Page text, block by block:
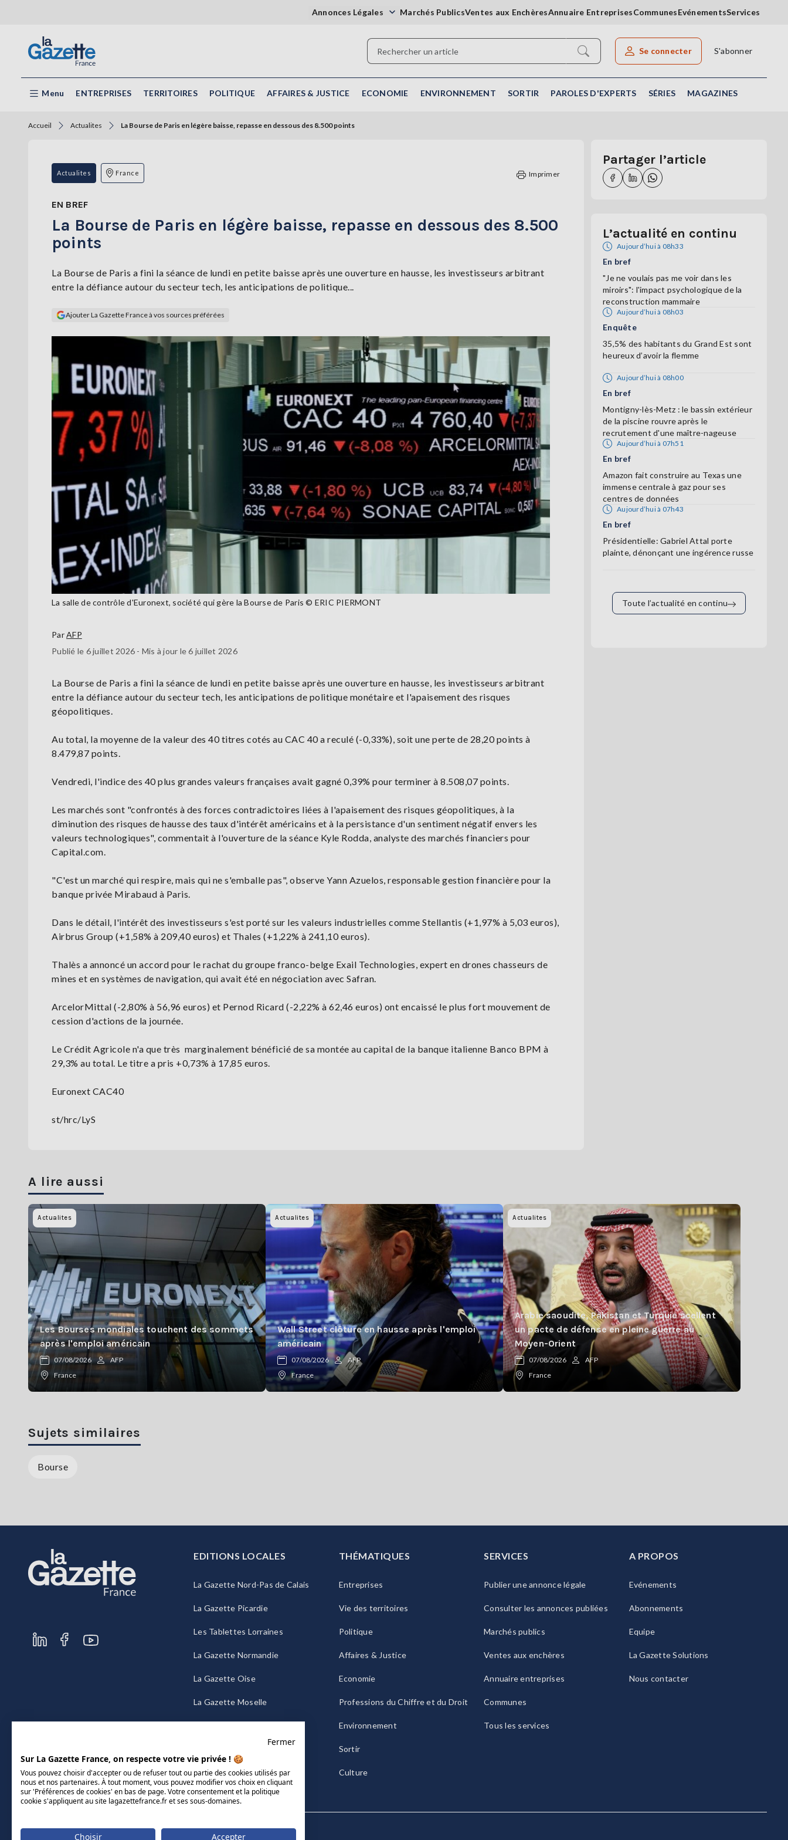
Annonces Légales Marchés PublicsVentes aux EnchèresAnnuaire EntreprisesCommunesEvénementsServices
Rechercher un article
Se connecter S'abonner
Menu ENTREPRISES TERRITOIRES POLITIQUE AFFAIRES & JUSTICE ECONOMIE ENVIRONNEMENT SORTIR PAROLES D'EXPERTS SÉRIES MAGAZINES
Accueil Actualites La Bourse de Paris en légère baisse, repasse en dessous des 8.500 points
Actualites France Imprimer
EN BREF
La Bourse de Paris en légère baisse, repasse en dessous des 8.500
points
La Bourse de Paris a fini la séance de lundi en petite baisse après une ouverture en hausse, les investisseurs arbitrant
entre la défiance autour du secteur tech, les anticipations de politique...
Ajouter La Gazette France à vos sources préférées
La salle de contrôle d'Euronext, société qui gère la Bourse de Paris © ERIC PIERMONT
ParAFP
Publié le 6 juillet 2026 - Mis à jour le 6 juillet 2026
La Bourse de Paris a fini la séance de lundi en petite baisse après une ouverture en hausse, les investisseurs arbitrant
entre la défiance autour du secteur tech, les anticipations de politique monétaire et l'apaisement des risques
géopolitiques.
Au total, la moyenne de la valeur des 40 titres cotés au CAC 40 a reculé (-0,33%), soit une perte de 28,20 points à
8.479,87 points.
Vendredi, l'indice des 40 plus grandes valeurs françaises avait gagné 0,39% pour terminer à 8.508,07 points.
Les marchés sont "confrontés à des forces contradictoires liées à l'apaisement des risques géopolitiques, à la
diminution des risques de hausse des taux d'intérêt américains et à la persistance d'un sentiment négatif envers les
valeurs technologiques", commentait à l'ouverture de la séance Kyle Rodda, analyste des marchés financiers pour
Capital.com.
"C'est un marché qui respire, mais qui ne s'emballe pas", observe Yann Azuelos, responsable gestion financière pour la
banque privée Mirabaud à Paris.
Dans le détail, l'intérêt des investisseurs s'est porté sur les valeurs industrielles comme Stellantis (+1,97% à 5,03 euros),
Airbrus Group (+1,58% à 209,40 euros) et Thales (+1,22% à 241,10 euros).
Thalès a annoncé un accord pour le rachat du groupe franco-belge Exail Technologies, expert en drones chasseurs de
mines et en systèmes de navigation, qui avait été en négociation avec Safran.
ArcelorMittal (-2,80% à 56,96 euros) et Pernod Ricard (-2,22% à 62,46 euros) ont encaissé le plus fort mouvement de
cession d'actions de la journée.
Le Crédit Agricole n'a que très marginalement bénéficié de sa montée au capital de la banque italienne Banco BPM à
29,3% au total. Le titre a pris +0,73% à 17,85 euros.
Euronext CAC40
st/hrc/LyS
Partager l’article
L’actualité en continu
Aujourd’hui à 08h33
En bref
"Je ne voulais pas me voir dans les
miroirs": l'impact psychologique de la
reconstruction mammaire
Aujourd’hui à 08h03
Enquête
35,5% des habitants du Grand Est sont
heureux d’avoir la flemme
Aujourd’hui à 08h00
En bref
Montigny-lès-Metz : le bassin extérieur
de la piscine rouvre après le
recrutement d'une maître-nageuse
Aujourd’hui à 07h51
En bref
Amazon fait construire au Texas une
immense centrale à gaz pour ses
centres de données
Aujourd’hui à 07h43
En bref
Présidentielle: Gabriel Attal porte
plainte, dénonçant une ingérence russe
Toute l’actualité en continu
A lire aussi
Actualites
Les Bourses mondiales touchent des sommets
après l'emploi américain
07/08/2026
AFP
France
Actualites
Wall Street clôture en hausse après l'emploi
américain
07/08/2026
AFP
France
Actualites
Arabie saoudite, Pakistan et Turquie scellent
un pacte de défense en pleine guerre au
Moyen-Orient
07/08/2026
AFP
France
Sujets similaires
Bourse
EDITIONS LOCALES
La Gazette Nord-Pas de Calais
La Gazette Picardie
Les Tablettes Lorraines
La Gazette Normandie
La Gazette Oise
La Gazette Moselle
THÉMATIQUES
Entreprises
Vie des territoires
Politique
Affaires & Justice
Economie
Professions du Chiffre et du Droit
Environnement
Sortir
Culture
SERVICES
Publier une annonce légale
Consulter les annonces publiées
Marchés publics
Ventes aux enchères
Annuaire entreprises
Communes
Tous les services
A PROPOS
Evénements
Abonnements
Equipe
La Gazette Solutions
Nous contacter
Fermer
Sur La Gazette France, on respecte votre vie privée ! 🍪
Vous pouvez choisir d'accepter ou de refuser tout ou partie des cookies utilisés par
nous et nos partenaires. À tout moment, vous pouvez modifier vos choix en cliquant
sur 'Préférences de cookies' en bas de page. Votre consentement et la politique
cookie s'appliquent au site lagazettefrance.fr et ses sous-domaines.
Choisir Accepter